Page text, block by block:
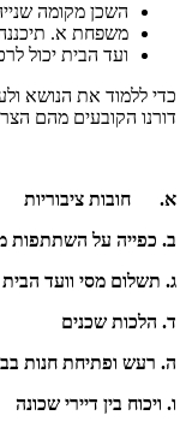
השכן מקומה
משפחת א.
ועד הבית יכול
כדי ללמוד את הנושא
דורנו הקובעים מהם
א. חובות ציבוריות
ב. כפייה על השתתפות
ג. תשלום מסי וועד הבית
ד. הלכות שכנים
ה. רעש ופתיחת חנות
ו. ויכוח בין דיירי שכונה